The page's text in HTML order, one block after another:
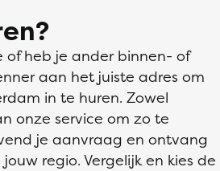
heb je ander binnen- of
aan het juiste adres om
in te huren. Zowel
onze service om zo te
je aanvraag en ontvang
regio. Vergelijk en kies de